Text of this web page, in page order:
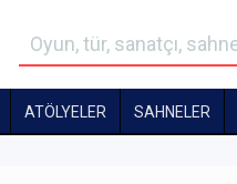
ATÖLYELER SAHNELER